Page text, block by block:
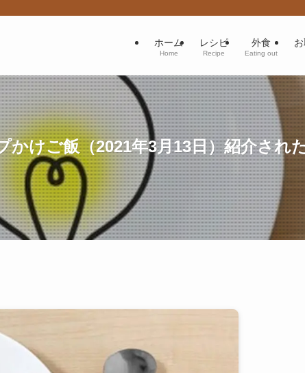
ホーム
Home
レシピ
Recipe
外食
Eating out
けご飯（2021年3月13日）紹介され